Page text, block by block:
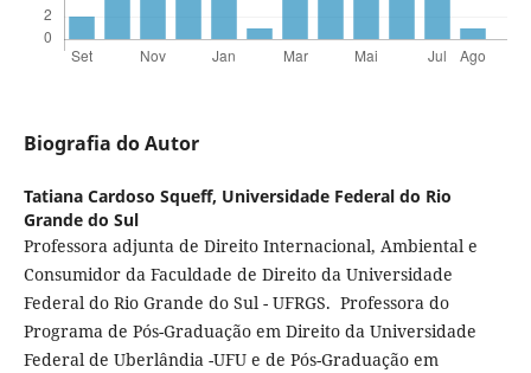
Biografia do Autor
Tatiana Cardoso Squeff, Universidade Federal do Rio
Grande do Sul
Professora adjunta de Direito Internacional, Ambiental e
Consumidor da Faculdade de Direito da Universidade
Federal do Rio Grande do Sul - UFRGS. Professora do
Programa de Pós-Graduação em Direito da Universidade
Federal de Uberlândia -UFU e de Pós-Graduação em